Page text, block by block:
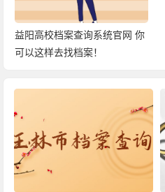
益阳高校档案查询系统官网 你
可以这样去找档案！